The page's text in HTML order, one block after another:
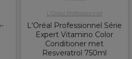
L'Oréal Professionnel
L'Oréal Professionnel Série
Expert Vitamino Color
Conditioner met
Resveratrol 750ml